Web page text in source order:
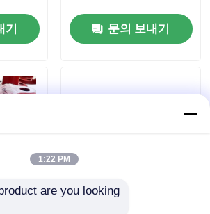
시오
재
현재
기 문의 보내기
내
1:22 PM
are you looking